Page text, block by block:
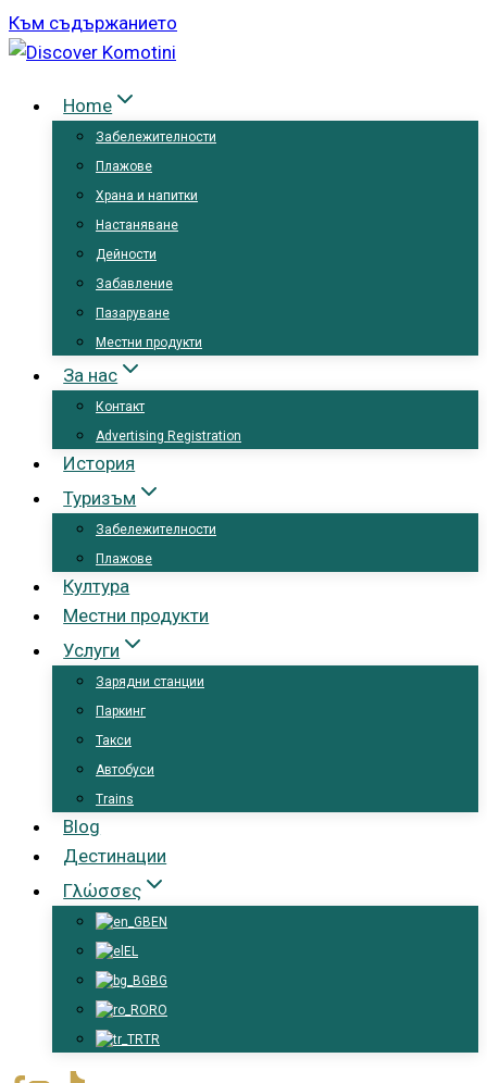
Към съдържанието
Home
Забележителности
Плажове
Храна и напитки
Настаняване
Дейности
Забавление
Пазаруване
Местни продукти
За нас
Контакт
Advertising Registration
История
Туризъм
Забележителности
Плажове
Култура
Местни продукти
Услуги
Зарядни станции
Паркинг
Такси
Автобуси
Trains
Blog
Дестинации
Γλώσσες
EN
EL
BG
RO
TR